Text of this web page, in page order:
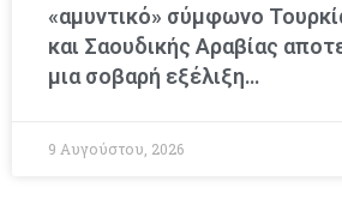
«αμυντικό» σύμφωνο
και Σαουδικής Αραβίας
μια σοβαρή εξέλιξη…
9 Αυγούστου, 2026